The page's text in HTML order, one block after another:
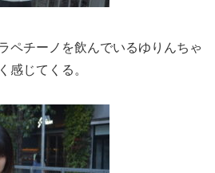
ペチーノを飲んでいるゆりんちゃ
感じてくる。